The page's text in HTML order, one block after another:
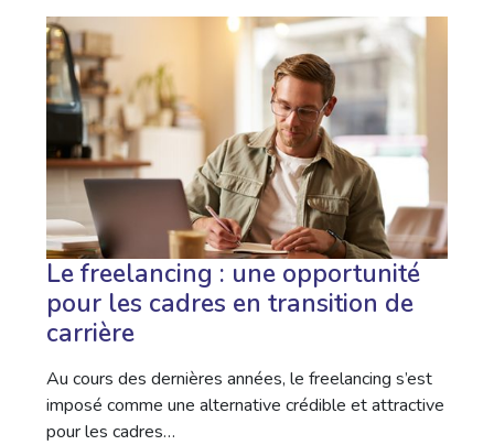
Le freelancing : une opportunité
pour les cadres en transition de
carrière
Au cours des dernières années, le freelancing s’est
imposé comme une alternative crédible et attractive
pour les cadres…